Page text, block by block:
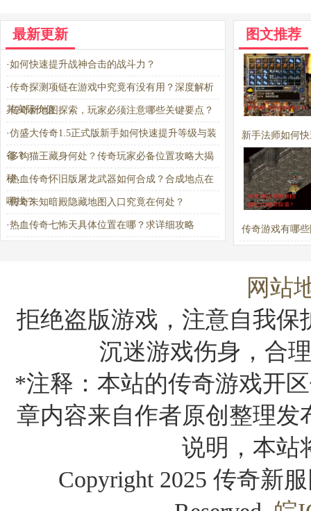
最新更新
·如何快速提升战神合击的战斗力？
·传奇探测项链在游戏中究竟有没有用？深度解析
其实际价值
·传奇新地图探索，玩家必须注意哪些关键要点？
·仿盛大传奇1.5正式版新手如何快速提升等级与装
备？
·多钩猫王藏身何处？传奇玩家必备位置攻略大揭
秘
·热血传奇怀旧版屠龙武器如何合成？合成地点在
哪找？
·传奇未知暗殿隐藏地图入口究竟在何处？
·热血传奇七怖天具体位置在哪？求详细攻略
图文推荐
新手法师如何
实力？
传奇游戏有哪
网站
拒绝盗版游戏，注意自我
沉迷游戏伤身，合
*注释：本站的传奇游戏开
章内容来自作者原创整理
说明，本站
Copyright 2025 传奇新